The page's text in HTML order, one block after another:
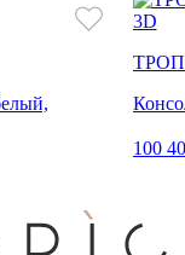
3D
100